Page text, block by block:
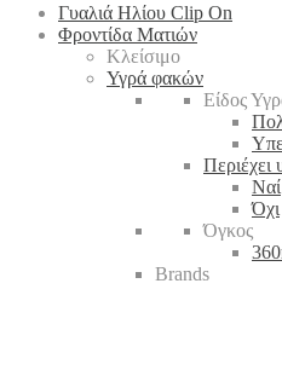
Γυαλιά Ηλίου Clip On
Φροντίδα Ματιών
Κλείσιμο
Υγρά φακών
Είδος
Περιέχει
Ναί
Όχι
Όγκος
Brands